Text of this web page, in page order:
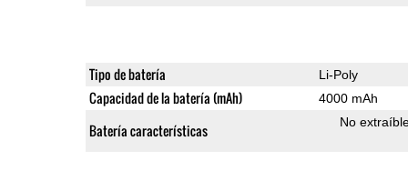
Tipo de batería Li-Poly
Capacidad de la batería (mAh) 4000 mAh
Batería características No